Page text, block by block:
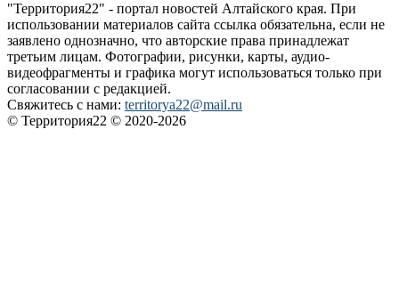
"Территория22" - портал новостей Алтайского края. При
использовании материалов сайта ссылка обязательна, если не
заявлено однозначно, что авторские права принадлежат
третьим лицам. Фотографии, рисунки, карты, аудио-
видеофрагменты и графика могут использоваться только при
согласовании с редакцией.
Свяжитесь с нами: territorya22@mail.ru
© Территория22 © 2020-2026